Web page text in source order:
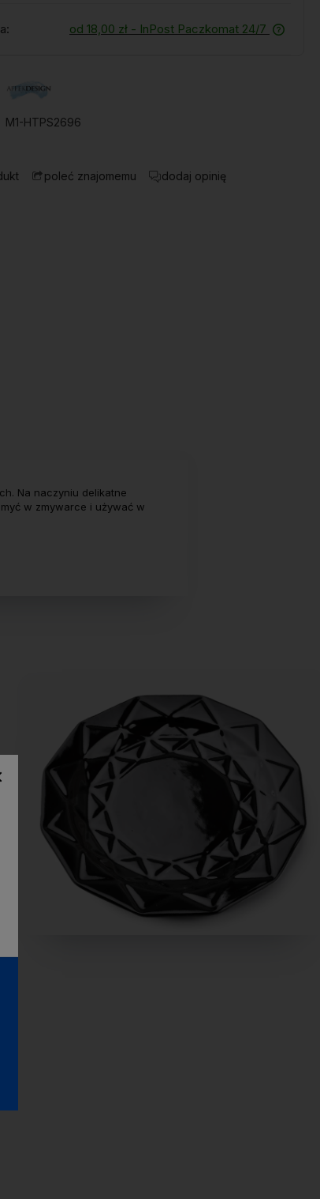
od 18,00 zł - InPost Paczkomat 24/7
M1-HTPS2696
poleć znajomemu dodaj opinię
Na naczyniu delikatne
w zmywarce i używać w